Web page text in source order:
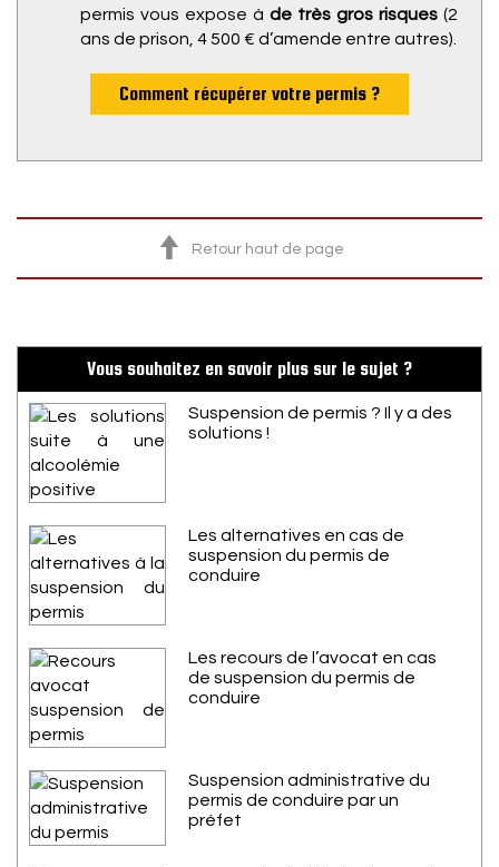
permis vous expose à de très gros risques (2
ans de prison, 4 500 € d’amende entre autres).
Comment récupérer votre permis ?
Retour haut de page
Vous souhaitez en savoir plus sur le sujet ?
Suspension de permis ? Il y a des
solutions !
Les alternatives en cas de
suspension du permis de
conduire
Les recours de l’avocat en cas
de suspension du permis de
conduire
Suspension administrative du
permis de conduire par un
préfet